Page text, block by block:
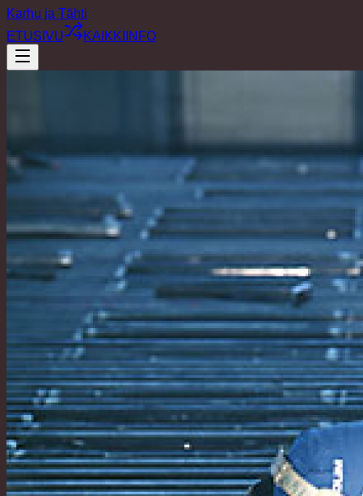
Karhu ja Tähti
ETUSIVU
KAIKKI INFO